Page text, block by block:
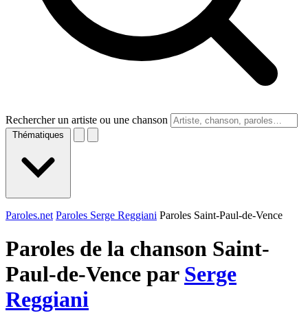
Rechercher un artiste ou une chanson
Thématiques
Paroles.net Paroles Serge Reggiani Paroles Saint-Paul-de-Vence
Paroles de la chanson Saint-
Paul-de-Vence par Serge
Reggiani